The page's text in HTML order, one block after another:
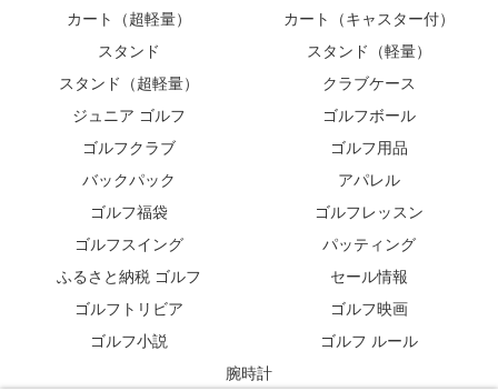
カート（超軽量）
カート（キャスター付）
スタンド
スタンド（軽量）
スタンド（超軽量）
クラブケース
ジュニア ゴルフ
ゴルフボール
ゴルフクラブ
ゴルフ用品
バックパック
アパレル
ゴルフ福袋
ゴルフレッスン
ゴルフスイング
パッティング
ふるさと納税 ゴルフ
セール情報
ゴルフトリビア
ゴルフ映画
ゴルフ小説
ゴルフ ルール
腕時計